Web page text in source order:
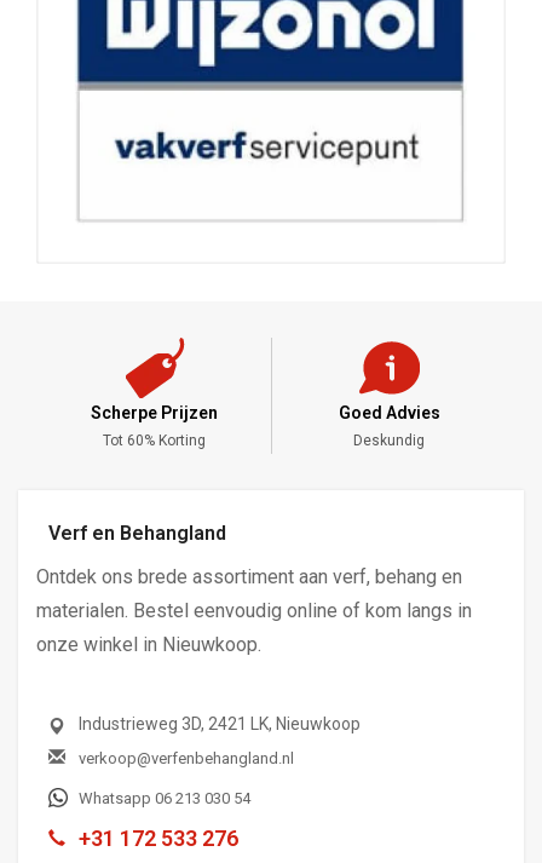
Scherpe Prijzen
Tot 60% Korting
Goed Advies
Deskundig
Verf en Behangland
Ontdek ons brede assortiment aan verf, behang en
materialen. Bestel eenvoudig online of kom langs in
onze winkel in Nieuwkoop.
Industrieweg 3D, 2421 LK, Nieuwkoop
verkoop@verfenbehangland.nl
Whatsapp 06 213 030 54
+31 172 533 276